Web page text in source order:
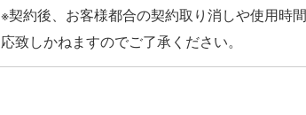
※契約後、お客様都合の契約取り消しや使用時